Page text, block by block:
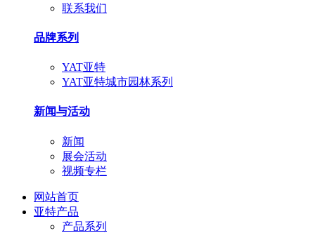
联系我们
品牌系列
YAT亚特
YAT亚特城市园林系列
新闻与活动
新闻
展会活动
视频专栏
网站首页
亚特产品
产品系列